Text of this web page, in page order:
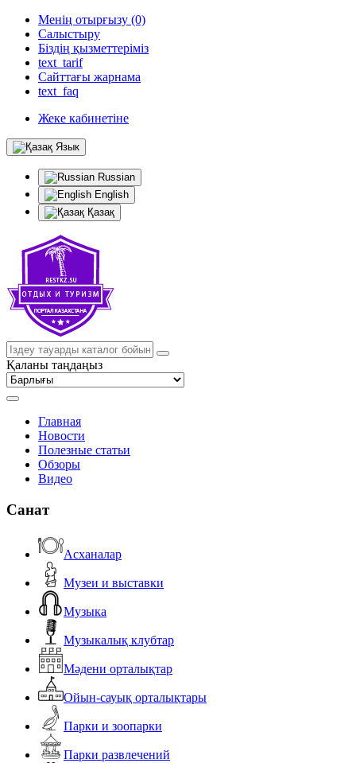
Менің отырғызу (0)
Салыстыру
Біздің қызметтеріміз
text_tarif
Сайттағы жарнама
text_faq
Жеке кабинетіне
Язык
Russian
English
Қазақ
Қаланы таңдаңыз
Главная
Новости
Полезные статьи
Обзоры
Видео
Санат
Асханалар
Музеи и выставки
Музыка
Музыкалық клубтар
Мәдени орталықтар
Ойын-сауық орталықтары
Парки и зоопарки
Парки развлечений